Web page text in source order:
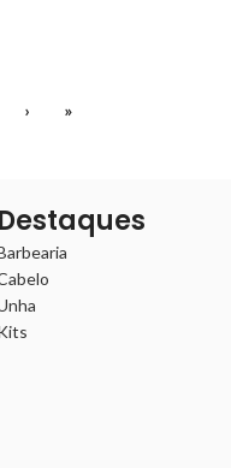
› »
Destaques